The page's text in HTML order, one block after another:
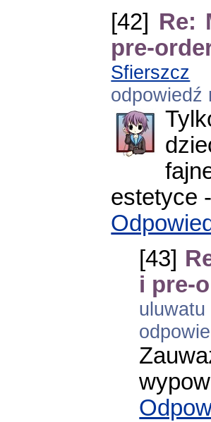
[42] Re:
pre-
Sfierszcz
estetyce
[43]
i pre-